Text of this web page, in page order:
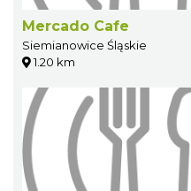
Mercado Cafe
Siemianowice Śląskie
1.20 km